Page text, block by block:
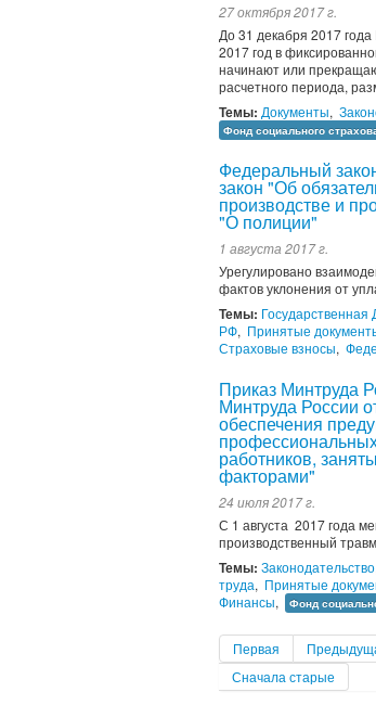
27 октября 2017 г.
До 31 декабря 2017
2017 год в
начинают или
расчетного периода,
Темы: Документы,
Фонд социального
Федеральный
закон "Об
производстве и
"О полиции"
1 августа 2017 г.
Урегулировано
фактов уклонения от
Темы:
РФ, Принятые
Страховые взносы,
Приказ Минтруда
Минтруда России
обеспечения
работников,
факторами"
24 июля 2017 г.
С 1 августа 2017 года
производственный
Темы: Законодательство
труда, Принятые
Финансы, Фонд
Первая
Сначала старые